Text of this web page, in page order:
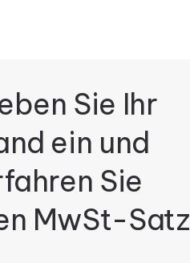
Sie Ihr
ein und
Sie
MwSt-Satz